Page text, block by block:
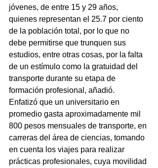
jóvenes, de entre 15 y 29 años,
quienes representan el 25.7 por ciento
de la población total, por lo que no
debe permitirse que trunquen sus
estudios, entre otras cosas, por la falta
de un estímulo como la gratuidad del
transporte durante su etapa de
formación profesional, añadió.
Enfatizó que un universitario en
promedio gasta aproximadamente mil
800 pesos mensuales de transporte, en
carreras del área de ciencias, tomando
en cuenta los viajes para realizar
prácticas profesionales, cuya movilidad